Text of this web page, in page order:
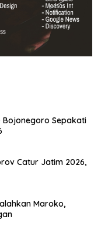
Bojonegoro Sepakati
Catur Jatim 2026,
Maroko,